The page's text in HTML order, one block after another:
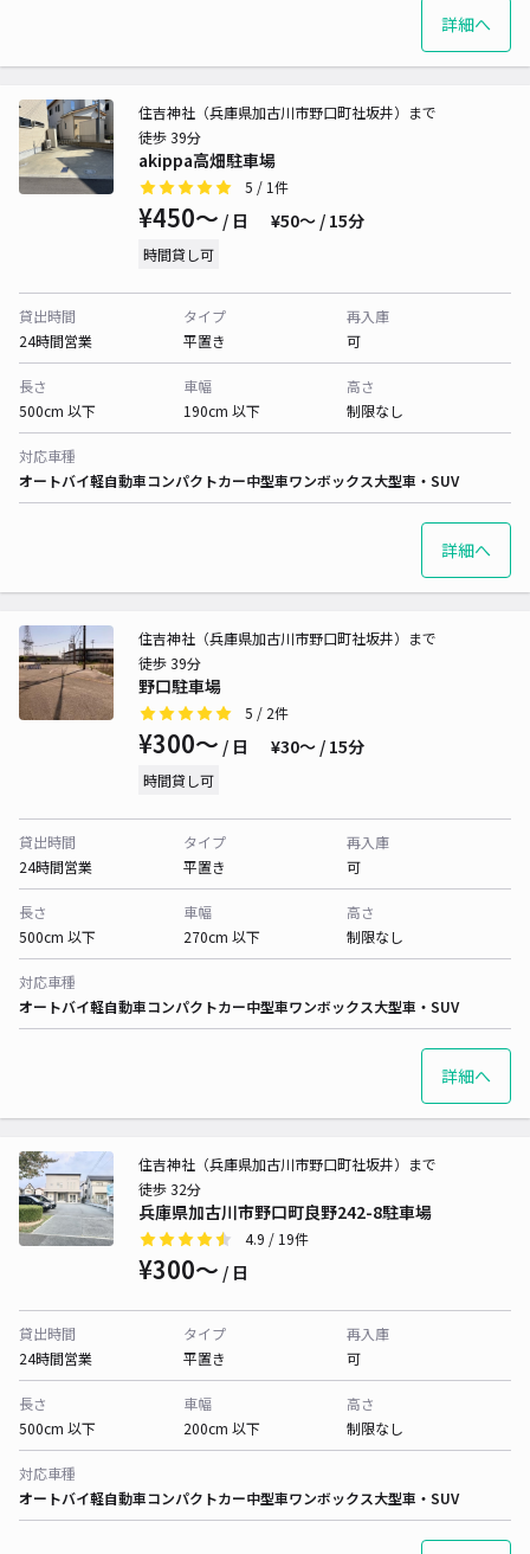
詳細へ
akippa高畑駐車場
住吉神社（兵庫県加古川市野口町社坂井）まで
徒歩 39分
5 / 1件
¥450〜 / 日 ¥50〜 / 15分
時間貸し可
貸出時間
24時間営業
タイプ
平置き
再入庫
可
長さ
500cm 以下
車幅
190cm 以下
高さ
制限なし
対応車種
オートバイ軽自動車コンパクトカー中型車ワンボックス大型車・SUV
詳細へ
野口駐車場
住吉神社（兵庫県加古川市野口町社坂井）まで
徒歩 39分
5 / 2件
¥300〜 / 日 ¥30〜 / 15分
時間貸し可
貸出時間
24時間営業
タイプ
平置き
再入庫
可
長さ
500cm 以下
車幅
270cm 以下
高さ
制限なし
対応車種
オートバイ軽自動車コンパクトカー中型車ワンボックス大型車・SUV
詳細へ
兵庫県加古川市野口町良野242-8駐車場
住吉神社（兵庫県加古川市野口町社坂井）まで
徒歩 32分
4.9 / 19件
¥300〜 / 日
貸出時間
24時間営業
タイプ
平置き
再入庫
可
長さ
500cm 以下
車幅
200cm 以下
高さ
制限なし
対応車種
オートバイ軽自動車コンパクトカー中型車ワンボックス大型車・SUV